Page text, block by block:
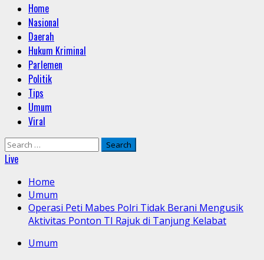
Primary
Menu
Home
Nasional
Daerah
Hukum Kriminal
Parlemen
Politik
Tips
Umum
Viral
Search
for:
Live
Home
Umum
Operasi Peti Mabes Polri Tidak Berani Mengusik
Aktivitas Ponton TI Rajuk di Tanjung Kelabat
Umum